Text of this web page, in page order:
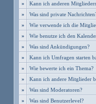
»
Kann ich anderen
»
Was sind private
»
Wie verwende ich die
»
Wie benutze ich den
»
Was sind Ankündigungen?
»
Kann ich Umfragen starten
»
Wie bewerte ich ein Thema?
»
Kann ich andere Mitglieder
»
Was sind Moderatoren?
»
Was sind Benutzerlevel?